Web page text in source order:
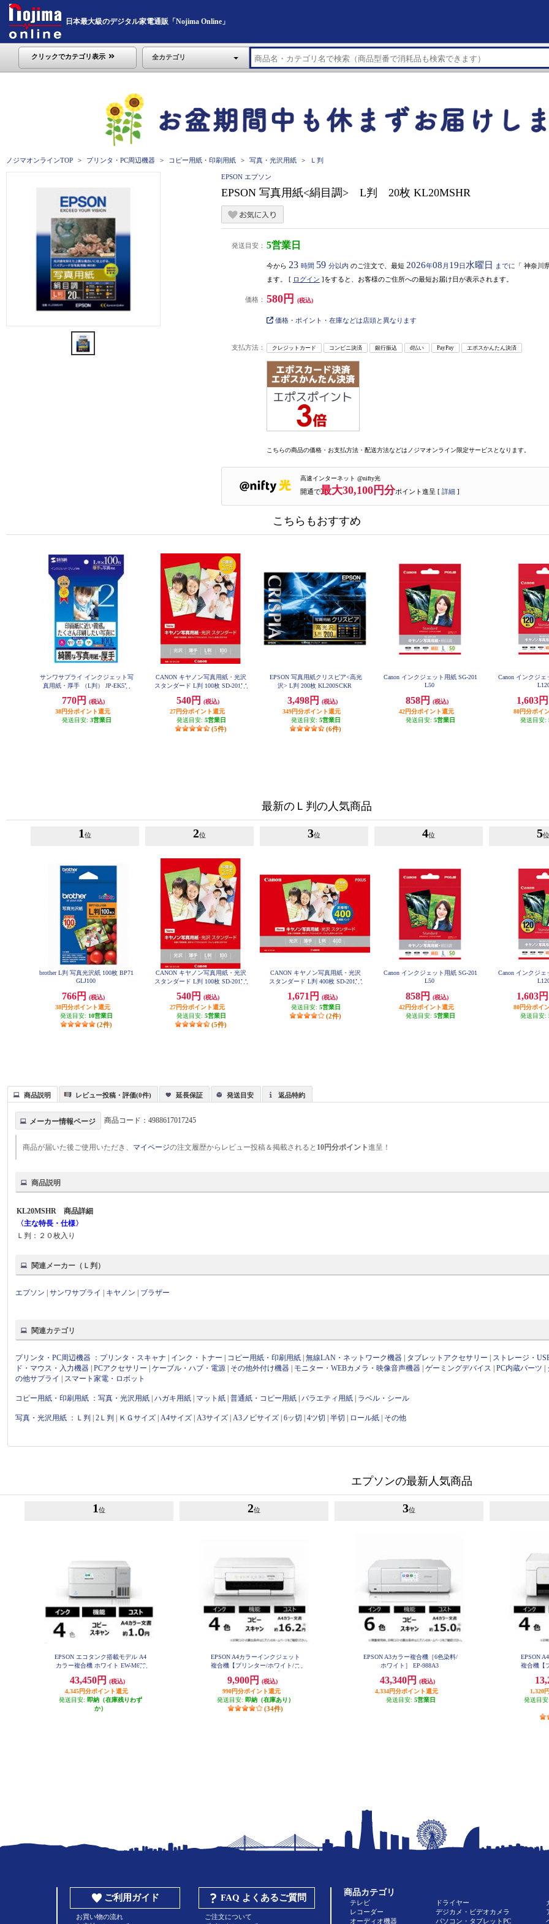
日本最大級のデジタル家電通販「Nojima Online」
クリックでカテゴリ表示 全カテゴリ
ノジマオンラインTOP プリンタ・PC周辺機器 コピー用紙・印刷用紙 写真・光沢用紙 Ｌ判
EPSON エプソン
EPSON 写真用紙<絹目調> L判 20枚 KL20MSHR
発送目安： 5営業日
今から 23 時間 59 分以内 のご注文で、最短 2026年08 月 19日 水曜日 までに 「 神奈川
ます。 [ ログイン ]をすると、お客様のご住所への最短お届け日が表示されます。
価格： 580円 (税込)
価格・ポイント・在庫などは店頭と異なります
支払方法： クレジットカード コンビニ決済 銀行振込 d払い PayPay エポスかんたん決済
こちらの商品の価格・お支払方法・配送方法などはノジマオンライン限定サービスとなります。
高速インターネット @nifty光
開通で最大30,100円分ポイント進呈 [ 詳細 ]
こちらもおすすめ
サンワサプライ インクジェット写
真用紙・厚手 （L判） JP-EK5L
770円
(税込)
38円分ポイント還元
発送目安: 3営業日
CANON キヤノン写真用紙・光沢
スタンダード L判 100枚 SD-201L1
540円
(税込)
27円分ポイント還元
発送目安: 5営業日
(5件)
EPSON 写真用紙クリスピア<高光
沢> L判 200枚 KL200SCKR
3,498円
(税込)
349円分ポイント還元
発送目安: 5営業日
(6件)
Canon インクジェット用紙 SG-201
L50
858円
(税込)
42円分ポイント還元
発送目安: 5営業日
Canon インクジェ
1,603円
80円分ポイ
発送目安:
最新のＬ判の人気商品
1 位
brother L判 写真光沢紙 100枚 BP71
GLJ100
766円
(税込)
38円分ポイント還元
発送目安: 10営業日
(2件)
2位
CANON キヤノン写真用紙・光沢
スタンダード L判 100枚 SD-201L1
540円
(税込)
27円分ポイント還元
発送目安: 5営業日
(5件)
3位
CANON キヤノン写真用紙・光沢
スタンダード L判 400枚 SD-201L4
1,671円
(税込)
発送目安: 5営業日
(2件)
4位
Canon インクジェット用紙 SG-201
L50
858円
(税込)
42円分ポイント還元
発送目安: 5営業日
5位
Canon インクジェ
1,603円
80円分ポイ
発送目安:
商品説明 レビュー投稿・評価(0件) 延長保証 発送目安 返品特約
メーカー情報ページ 商品コード：4988617017245
商品が届いた後ご使用いただき、 マイページの注文履歴からレビュー投稿＆掲載されると 10円分ポイント進呈！
商品説明
KL20MSHR 商品詳細
〈主な特長・仕様〉
Ｌ判：２０枚入り
関連メーカー（Ｌ判）
エプソン |サンワサプライ キヤノン ブラザー
関連カテゴリ
プリンタ・PC周辺機器 ： プリンタ・スキャナ インク・トナー コピー用紙・印刷用紙 |無線LAN・ネットワーク機器 タブレットアクセサリー ストレージ・
ド・マウス・入力機器 |PCアクセサリー |ケーブル・ハブ・電源 その他外付け機器 モニター・WEBカメラ・映像音声機器 |ゲーミングデバイス |PC内蔵パーツ
の他サプライ
スマート家電・ロボット
コピー用紙・印刷用紙 ：写真・光沢用紙 |ハガキ用紙 マット紙 |普通紙・コピー用紙 |バラエティ用紙 ラベル・シール
写真・光沢用紙 ： Ｌ判 |2Ｌ判 ＫＧサイズ |A4サイズ |A3サイズ |A3ノビサイズ |6ッ切 |4ツ切 |半切 ロール紙 その他
エプソンの最新人気商品
1 位
EPSON エコタンク搭載モデル A4
カラー複合機 ホワイト EW-M638
43,450円
(税込)
4,345円分ポイント還元
発送目安: 即納（在庫残りわず
か）
2位
EPSON A4カラーインクジェット
複合機【プリンター/ホワイト/コ
6A
9,900円
(税込)
990円分ポイント還元
発送目安: 即納（在庫あり）
(34件)
3位
EPSON A3カラー複合機［6色染料/
ホワイト］ EP-988A3
43,340円
(税込)
4,334円分ポイント還元
発送目安: 5営業日
EPSON
複合機【
1,320
発送目安:
ご利用ガイド
お買い物の流れ
FAQ よくあるご質問
ご注文について
商品カテゴリ
テレビ
レコーダー
オーディオ機器
ドライヤー
デジカメ・ビデオカメラ
パソコン・タブレットPC